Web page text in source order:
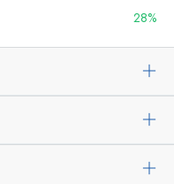
28%